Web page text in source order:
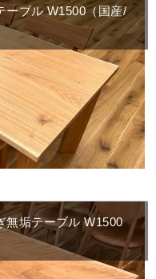
ーブル W1500（国産/
無垢テーブル W1500